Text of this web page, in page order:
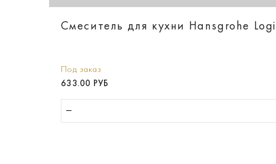
Смеситель для кухни Hansgrohe
Под заказ
633.00 РУБ